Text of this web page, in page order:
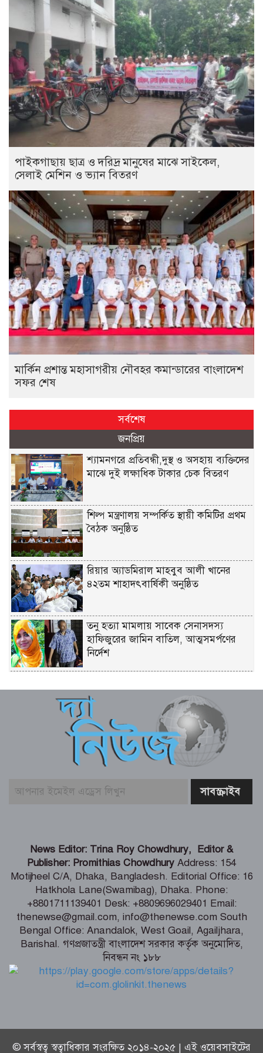
পাইকগাছায় ছাত্র ও দরিদ্র মানুষের মাঝে সাইকেল,
সেলাই মেশিন ও ভ্যান বিতরণ
মার্কিন প্রশান্ত মহাসাগরীয় নৌবহর কমান্ডারের বাংলাদেশ
সফর শেষ
সর্বশেষ
জনপ্রিয়
শ্যামনগরে প্রতিবন্ধী,দুস্থ ও অসহায় ব্যক্তিদের
মাঝে দুই লক্ষাধিক টাকার চেক বিতরণ
শিল্প মন্ত্রণালয় সম্পর্কিত স্থায়ী কমিটির প্রথম
বৈঠক অনুষ্ঠিত
রিয়ার অ্যাডমিরাল মাহবুব আলী খানের
৪২তম শাহাদৎবার্ষিকী অনুষ্ঠিত
তনু হত্যা মামলায় সাবেক সেনাসদস্য
হাফিজুরের জামিন বাতিল, আত্মসমর্পণের
নির্দেশ
যুবকের মৃত্যু
পাইকগাছায় ছাত্র ও দরিদ্র মানুষের মাঝে
সাইকেল, সেলাই মেশিন ও ভ্যান বিতরণ
মার্কিন প্রশান্ত মহাসাগরীয় নৌবহর
কমান্ডারের বাংলাদেশ সফর শেষ
ভারতীয় হাইক‌মিশনা‌রের স‌ঙ্গে আইএবিডির
প্রতি‌নি‌ধিদ‌লের সাক্ষাৎ
গ্যাস-বিদ্যুৎ সংকটের জবাব চেয়ে
প্রধানমন্ত্রীর কাছে স্মারকলিপি ১১ দলের
পররাষ্ট্রমন্ত্রীর কা‌ছে ইউএনডিপির আবাসিক
প্রতিনিধির পরিচয়পত্র পেশ
News Editor: Trina Roy Chowdhury, Editor &
Publisher: Promithias Chowdhury Address: 154
Motijheel C/A, Dhaka, Bangladesh. Editorial Office: 16
Hatkhola Lane(Swamibag), Dhaka. Phone:
+8801711139401 Desk: +8809696029401 Email:
thenewse@gmail.com, info@thenewse.com South
Bengal Office: Anandalok, West Goail, Agailjhara,
Barishal. গণপ্রজাতন্ত্রী বাংলাদেশ সরকার কর্তৃক অনুমোদিত,
নিবন্ধন নং ১৮৮
© সর্বস্বত্ব স্বত্বাধিকার সংরক্ষিত ২০১৪-২০২৫ | এই ওয়েবসাইটের